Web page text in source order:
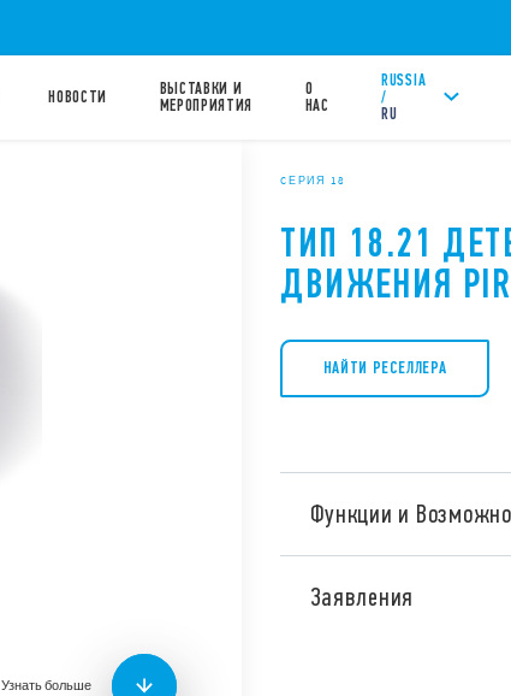
НОВОСТИ
ВЫСТАВКИ И
МЕРОПРИЯТИЯ
О
НАС
RUSSIA
/
RU
Узнать больше
CЕРИЯ 18
ТИП 18.21
ДВИЖЕНИЯ PIR
НАЙТИ РЕСЕЛЛЕРА
Функции и
на потолках, выход 1NO
Заявления